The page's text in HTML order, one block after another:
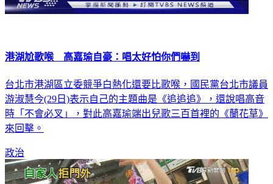
港湖尬歌喉 高嘉瑜自豪：唱太好怕你們嚇到
台北市港湖區立委競爭白熱化還要比歌喉，國民黨台北市議員
游淑慧今(29日)表示自己的主題曲是《追追追》，還說唱高音
時「不會必叉」，對此高嘉瑜端出兒歌三百首裡的《蘭花草》
來回擊。
政治